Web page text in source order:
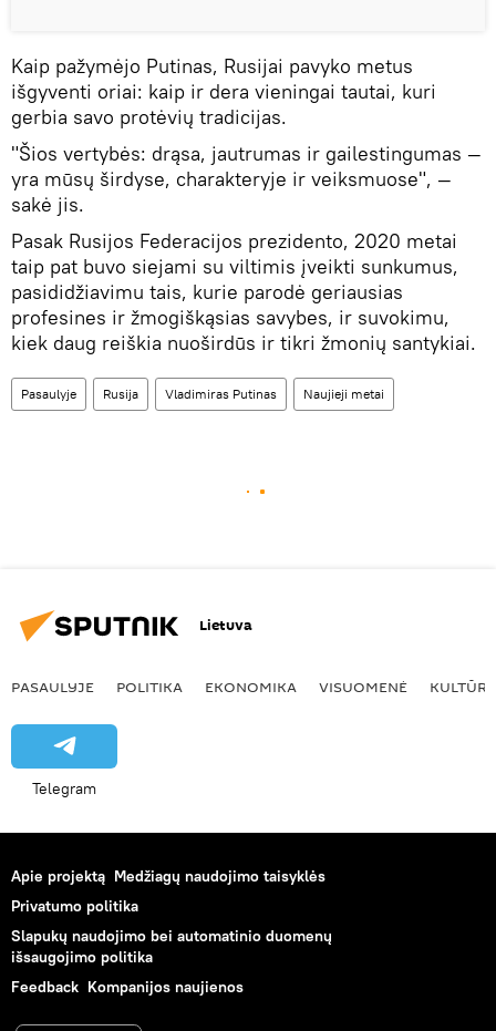
Kaip pažymėjo Putinas, Rusijai pavyko metus
išgyventi oriai: kaip ir dera vieningai tautai, kuri
gerbia savo protėvių tradicijas.
"Šios vertybės: drąsa, jautrumas ir gailestingumas —
yra mūsų širdyse, charakteryje ir veiksmuose", —
sakė jis.
Pasak Rusijos Federacijos prezidento, 2020 metai
taip pat buvo siejami su viltimis įveikti sunkumus,
pasididžiavimu tais, kurie parodė geriausias
profesines ir žmogiškąsias savybes, ir suvokimu,
kiek daug reiškia nuoširdūs ir tikri žmonių santykiai.
Pasaulyje Rusija Vladimiras Putinas Naujieji metai
Lietuva
PASAULYJE POLITIKA EKONOMIKA VISUOMENĖ KULTŪRA
Telegram
Apie projektą Medžiagų naudojimo taisyklės
Privatumo politika
Slapukų naudojimo bei automatinio duomenų
išsaugojimo politika
Feedback Kompanijos naujienos